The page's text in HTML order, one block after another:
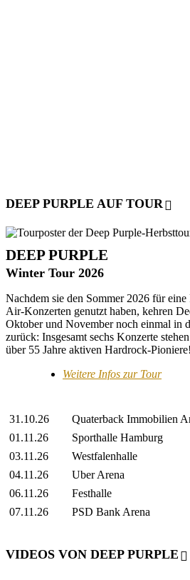
DEEP PURPLE AUF TOUR
DEEP PURPLE
Winter Tour 2026
Nachdem sie den Sommer 2026 für
Air-Konzerten genutzt haben, kehren
Oktober und November noch einmal in
zurück: Insgesamt sechs Konzerte
über 55 Jahre aktiven Hardrock-Pioniere!
Weitere Infos zur Tour
31.10.26 Quaterback Immobilien
01.11.26
Sporthalle Hamburg
03.11.26
Westfalenhalle
04.11.26
Uber Arena
06.11.26
Festhalle
07.11.26
PSD Bank Arena
VIDEOS VON DEEP PURPLE